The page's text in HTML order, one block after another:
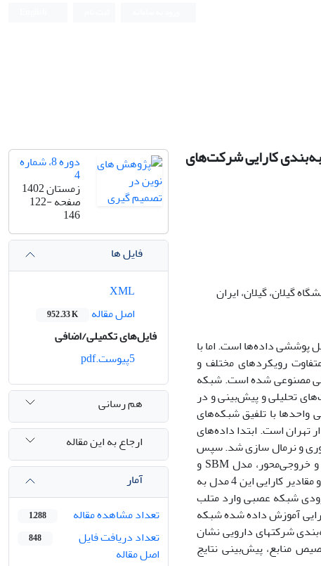
کارایی شرکت‌های
گیلان، گیلان، ایران
پوششی داده‌ها است. اما با
رویکرد‌های مختلف و
مصنوعی شده است. شبکه
تحلیلی و پیش‌بینی و در
واحدها با تلفیق شبکه‌های
تهران است. ابتدا داده‌های
1396 الی 1400 از سایت کدال جمع‌آوری و نرمال سازی شد. سپس
برای ایجاد مدل، کارایی 4 مدل بازده به مقیاس متغیر شامل مدل BCC ورودی‌محور و خروجی‌محور، مدل SBM و
مدلRAM تحلیل پوششی داده‌ها در طی سال‌های 1396 الی 1400 در گمز محاسبه شد و مقادیر کارایی این 4 مدل به
درآمد و سود سال 1396 الی 1400 به عنوان ورودی شبکه عصبی وارد متلب
داد که مرز کارایی آموزش داده شده شبکه
شرکتهای دارویی نشان
منابع، پیش‌بینی نتایج
دوره 8، شماره
4
زمستان 1402
صفحه122-
146
فایل ها
اصل مقاله
952.33 K
فایل‌های تکمیلی/اضافی
هم رسانی
ارجاع به این مقاله
آمار
تعداد مشاهده مقاله
1,288
تعداد دریافت فایل
اصل مقاله
848